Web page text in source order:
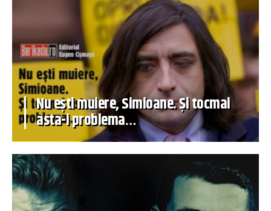
Nu ești muiere, Simioane. Și tocmai
asta-i problema…